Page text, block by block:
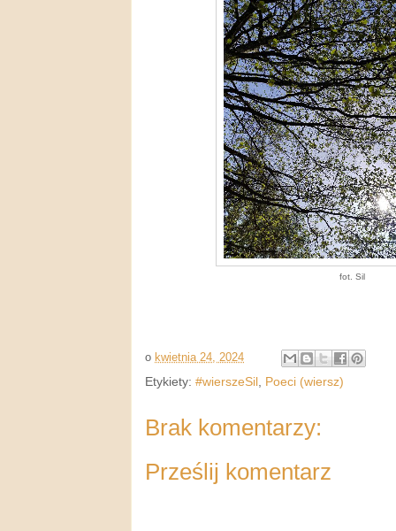
fot. Sil
o kwietnia 24, 2024
Etykiety: #wierszeSil Poeci (wiersz)
Brak komentarzy:
Prześlij komentarz